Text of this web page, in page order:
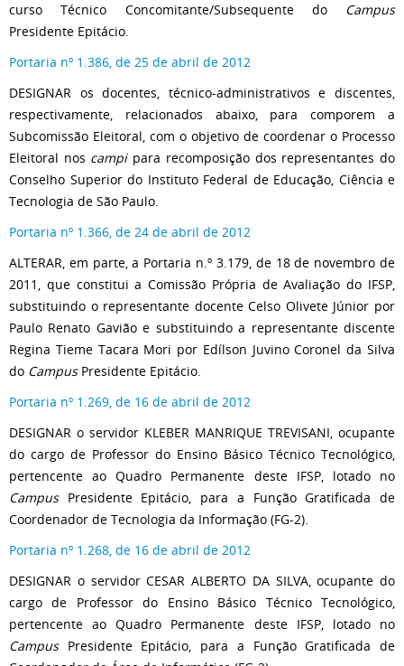
curso Técnico Concomitante/Subsequente do Campus
Presidente Epitácio.
Portaria nº 1.386, de 25 de abril de 2012
DESIGNAR os docentes, técnico-administrativos e discentes,
respectivamente, relacionados abaixo, para comporem a
Subcomissão Eleitoral, com o objetivo de coordenar o Processo
Eleitoral nos campi para recomposição dos representantes do
Conselho Superior do Instituto Federal de Educação, Ciência e
Tecnologia de São Paulo.
Portaria nº 1.366, de 24 de abril de 2012
ALTERAR, em parte, a Portaria n.º 3.179, de 18 de novembro de
2011, que constitui a Comissão Própria de Avaliação do IFSP,
substituindo o representante docente Celso Olivete Júnior por
Paulo Renato Gavião e substituindo a representante discente
Regina Tieme Tacara Mori por Edílson Juvino Coronel da Silva
do Campus Presidente Epitácio.
Portaria nº 1.269, de 16 de abril de 2012
DESIGNAR o servidor KLEBER MANRIQUE TREVISANI, ocupante
do cargo de Professor do Ensino Básico Técnico Tecnológico,
pertencente ao Quadro Permanente deste IFSP, lotado no
Campus Presidente Epitácio, para a Função Gratificada de
Coordenador de Tecnologia da Informação (FG-2).
Portaria nº 1.268, de 16 de abril de 2012
DESIGNAR o servidor CESAR ALBERTO DA SILVA, ocupante do
cargo de Professor do Ensino Básico Técnico Tecnológico,
pertencente ao Quadro Permanente deste IFSP, lotado no
Campus Presidente Epitácio, para a Função Gratificada de